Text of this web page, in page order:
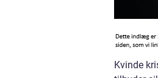
Kvinde